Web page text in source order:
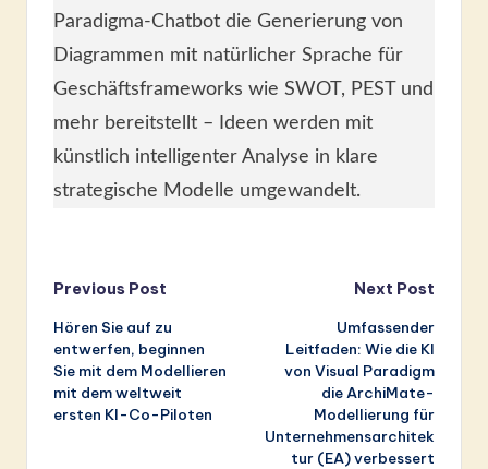
Paradigma-Chatbot die Generierung von
Diagrammen mit natürlicher Sprache für
Geschäftsframeworks wie SWOT, PEST und
mehr bereitstellt – Ideen werden mit
künstlich intelligenter Analyse in klare
strategische Modelle umgewandelt.
Post
navigation
Previous Post
Hören Sie auf zu
entwerfen, beginnen
Sie mit dem Modellieren
mit dem weltweit
ersten KI-Co-Piloten
Next Post
Umfassender
Leitfaden: Wie die KI
von Visual Paradigm
die ArchiMate-
Modellierung für
Unternehmensarchitek
tur (EA) verbessert